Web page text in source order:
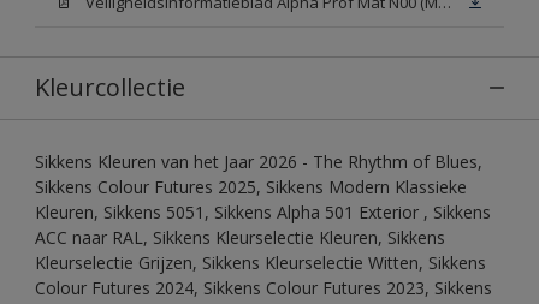
Kleurcollectie
Sikkens Kleuren van het Jaar 2026 - The Rhythm of Blues,
Sikkens Colour Futures 2025, Sikkens Modern Klassieke
Kleuren, Sikkens 5051, Sikkens Alpha 501 Exterior , Sikkens
ACC naar RAL, Sikkens Kleurselectie Kleuren, Sikkens
Kleurselectie Grijzen, Sikkens Kleurselectie Witten, Sikkens
Colour Futures 2024, Sikkens Colour Futures 2023, Sikkens